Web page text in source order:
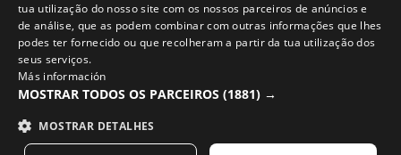
Emails que contam. Subscreve para receber notícias e
novidades da Siroko.
Escreve o teu email
Mulher Homem
ENGLISH
GREEK
tua utilização do nosso site com os nossos parceiros de anúncios e
de análise, que as podem combinar com outras informações que lhes
podes ter fornecido ou que recolheram a partir da tua utilização dos
seus serviços.
Más información
MOSTRAR TODOS OS PARCEIROS (1881) →
MOSTRAR DETALHES